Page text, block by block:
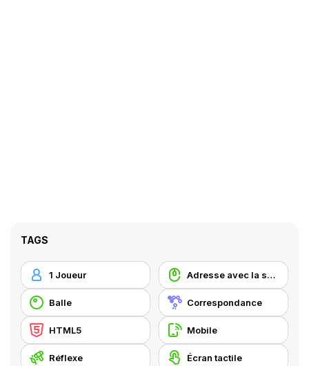
TAGS
1 Joueur Adresse avec la souris
Balle Correspondance
HTML5 Mobile
Réflexe Écran tactile